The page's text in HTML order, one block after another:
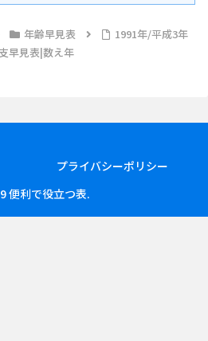
年齢早見表
1991年/平成3年
早見表|数え年
プライバシーポリシー
便利で役立つ表.